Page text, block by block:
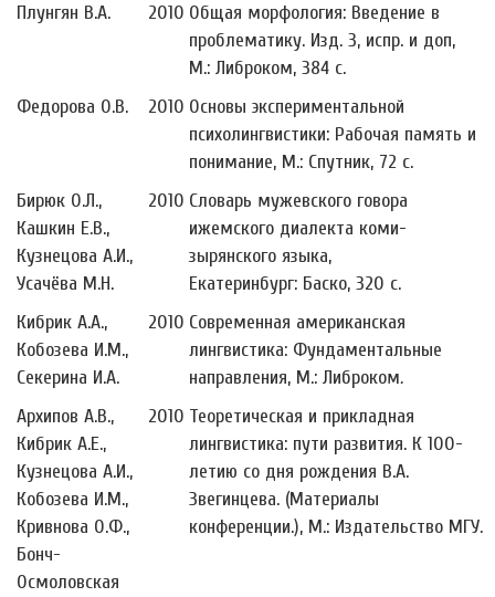
Плунгян В.А. 2010 Общая морфология: Введение в
проблематику. Изд. 3, испр. и доп,
М.: Либроком, 384 с.
Федорова О.В.
2010 Основы экспериментальной
психолингвистики: Рабочая память и
понимание, М.: Спутник, 72 с.
Бирюк О.Л.,
Кашкин Е.В.,
Кузнецова А.И.,
Усачёва М.Н.
2010 Словарь мужевского говора
ижемского диалекта коми-
зырянского языка,
Екатеринбург: Баско, 320 с.
Кибрик А.А.,
Кобозева И.М.,
Секерина И.А.
2010 Современная американская
лингвистика: Фундаментальные
направления, М.: Либроком.
Архипов А.В.,
Кибрик А.Е.,
Кузнецова А.И.,
Кобозева И.М.,
Кривнова О.Ф.,
Бонч-
Осмоловская
2010 Теоретическая и прикладная
лингвистика: пути развития. К 100-
летию со дня рождения В.А.
Звегинцева. (Материалы
конференции.), М.: Издательство МГУ.